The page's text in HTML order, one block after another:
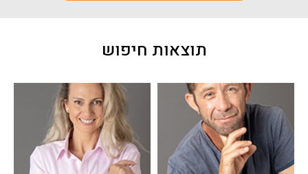
תוצאות חיפוש